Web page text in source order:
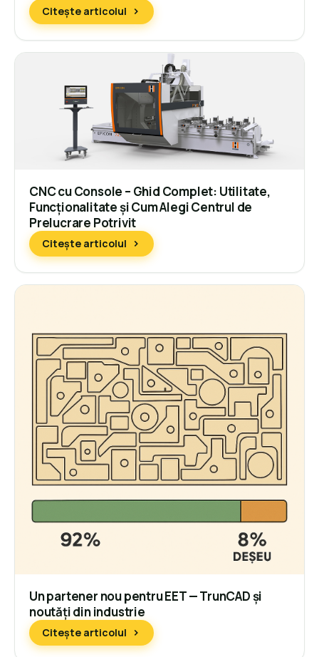
Citește articolul
CNC cu Console – Ghid Complet: Utilitate,
Funcționalitate și Cum Alegi Centrul de
Prelucrare Potrivit
Citește articolul
Un partener nou pentru EET — TrunCAD și
noutăți din industrie
Citește articolul